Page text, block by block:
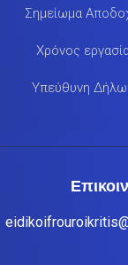
Σημείωμα
Χρόνος
Υπεύθυνη